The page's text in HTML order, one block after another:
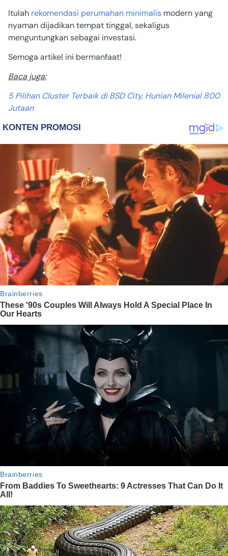
Itulah rekomendasi perumahan minimalis modern yang
nyaman dijadikan tempat tinggal, sekaligus
menguntungkan sebagai investasi.
Semoga artikel ini bermanfaat!
Baca juga:
5 Pilihan Cluster Terbaik di BSD City, Hunian Milenial 800
Jutaan